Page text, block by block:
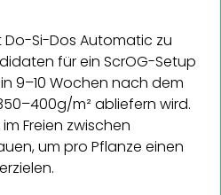
Si-Dos Automatic zu
für ein ScrOG-Setup
9–10 Wochen nach dem
m² abliefern wird.
Freien zwischen
um pro Pflanze einen